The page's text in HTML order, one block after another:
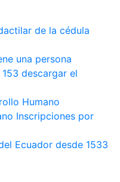
de la cédula
una persona
descargar el
Humano
Inscripciones por
Ecuador desde 1533